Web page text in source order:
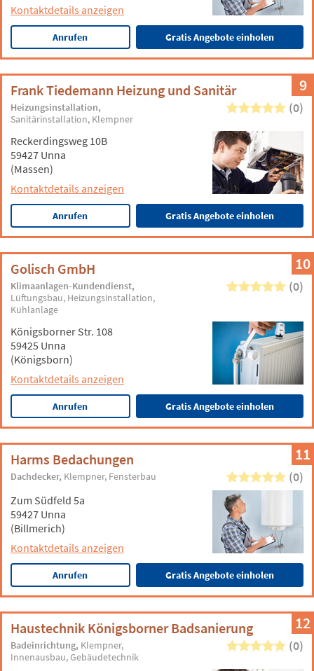
Kontaktdetails anzeigen
Anrufen Gratis Angebote einholen
9
Frank Tiedemann Heizung und Sanitär
Heizungsinstallation
Sanitärinstallation Klempner
(0)
Reckerdingsweg 10B
59427 Unna
(Massen)
Kontaktdetails anzeigen
Anrufen Gratis Angebote einholen
10
Golisch GmbH
Klimaanlagen-Kundendienst
Lüftungsbau Heizungsinstallation
Kühlanlage
(0)
Königsborner Str. 108
59425 Unna
(Königsborn)
Kontaktdetails anzeigen
Anrufen Gratis Angebote einholen
11
Harms Bedachungen
Dachdecker Klempner Fensterbau (0)
Zum Südfeld 5a
59427 Unna
(Billmerich)
Kontaktdetails anzeigen
Anrufen Gratis Angebote einholen
12
Haustechnik Königsborner Badsanierung
Badeinrichtung Klempner
Innenausbau Gebäudetechnik
(0)